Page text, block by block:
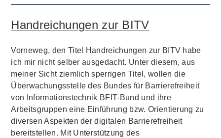
Handreichungen zur BITV
Vorneweg, den Titel Handreichungen zur BITV habe
ich mir nicht selber ausgedacht. Unter diesem, aus
meiner Sicht ziemlich sperrigen Titel, wollen die
Überwachungsstelle des Bundes für Barrierefreiheit
von Informationstechnik BFIT-Bund und ihre
Arbeitsgruppen eine Einführung bzw. Orientierung zu
diversen Aspekten der digitalen Barrierefreiheit
bereitstellen. Mit Unterstützung des